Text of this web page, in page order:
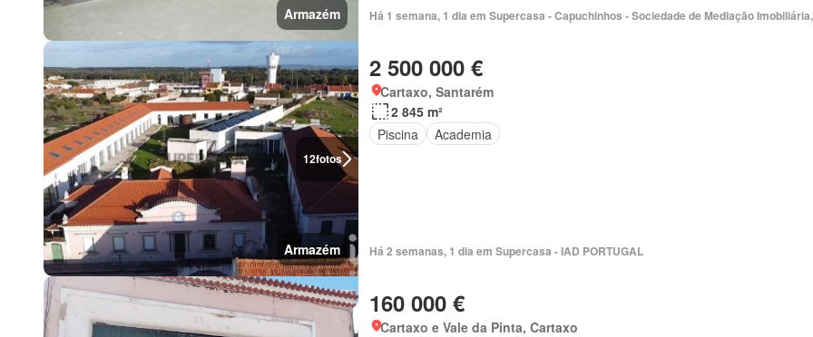
Armazém Há 1 semana, 1 dia em Supercasa - Capuchinhos - Sociedade de Mediação
12fotos
Armazém
2 500 000 €
Cartaxo, Santarém
2 845 m²
Piscina
Academia
Há 2 semanas, 1 dia em Supercasa - IAD PORTUGAL
160 000 €
Cartaxo e Vale da Pinta, Cartaxo